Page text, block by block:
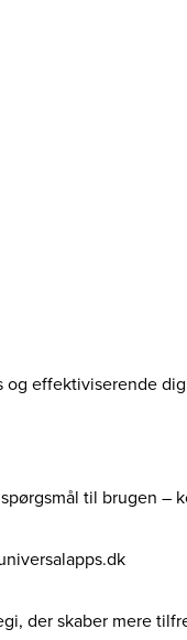
effektiviserende
til brugen –
der skaber mere